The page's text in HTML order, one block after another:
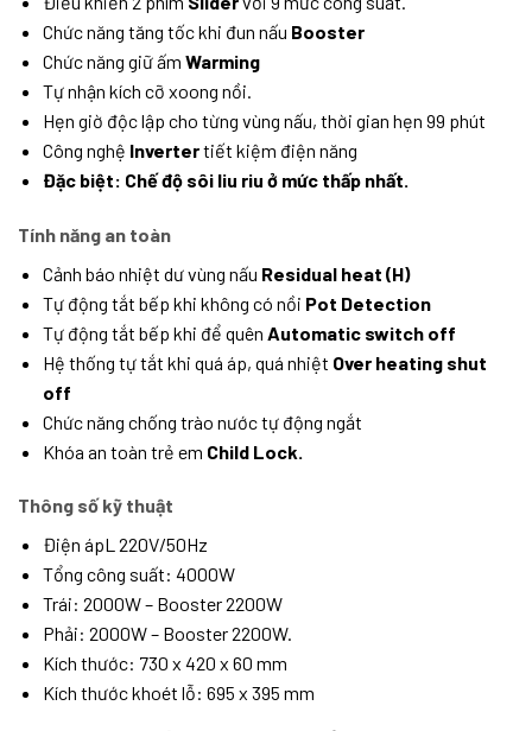
Chức năng tăng tốc khi đun nấu Booster
Chức năng giữ ấm Warming
Tự nhận kích cỡ xoong nồi.
Hẹn giờ độc lập cho từng vùng nấu, thời gian hẹn 99 phút
Công nghệ Invertertiết kiệm điện năng
Đặc biệt: Chế độ sôi liu riu ở mức thấp nhất.
Tính năng an toàn
Cảnh báo nhiệt dư vùng nấu Residual heat (H)
Tự động tắt bếp khi không có nồi Pot Detection
Tự động tắt bếp khi để quên Automatic switch off
Hệ thống tự tắt khi quá áp, quá nhiệt Over heating shut
off
Chức năng chống trào nước tự động ngắt
Khóa an toàn trẻ em Child Lock.
Thông số kỹ thuật
Điện ápL 220V/50Hz
Tổng công suất: 4000W
Trái: 2000W – Booster 2200W
Phải: 2000W – Booster 2200W.
Kích thước: 730 x 420 x 60 mm
Kích thước khoét lỗ: 695 x 395 mm